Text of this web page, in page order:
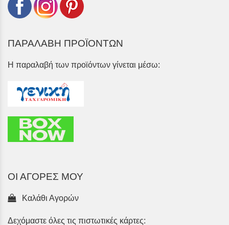
ΠΑΡΑΛΑΒΗ ΠΡΟΪΟΝΤΩΝ
Η παραλαβή των προϊόντων γίνεται μέσω:
ΟΙ ΑΓΟΡΕΣ ΜΟΥ
Καλάθι Αγορών
Δεχόμαστε όλες τις πιστωτικές κάρτες: